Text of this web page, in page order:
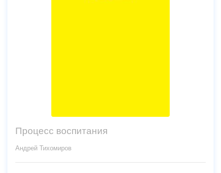
Процесс воспитания
Андрей Тихомиров